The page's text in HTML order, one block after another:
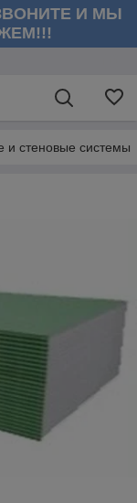
И МЫ
и стеновые системы